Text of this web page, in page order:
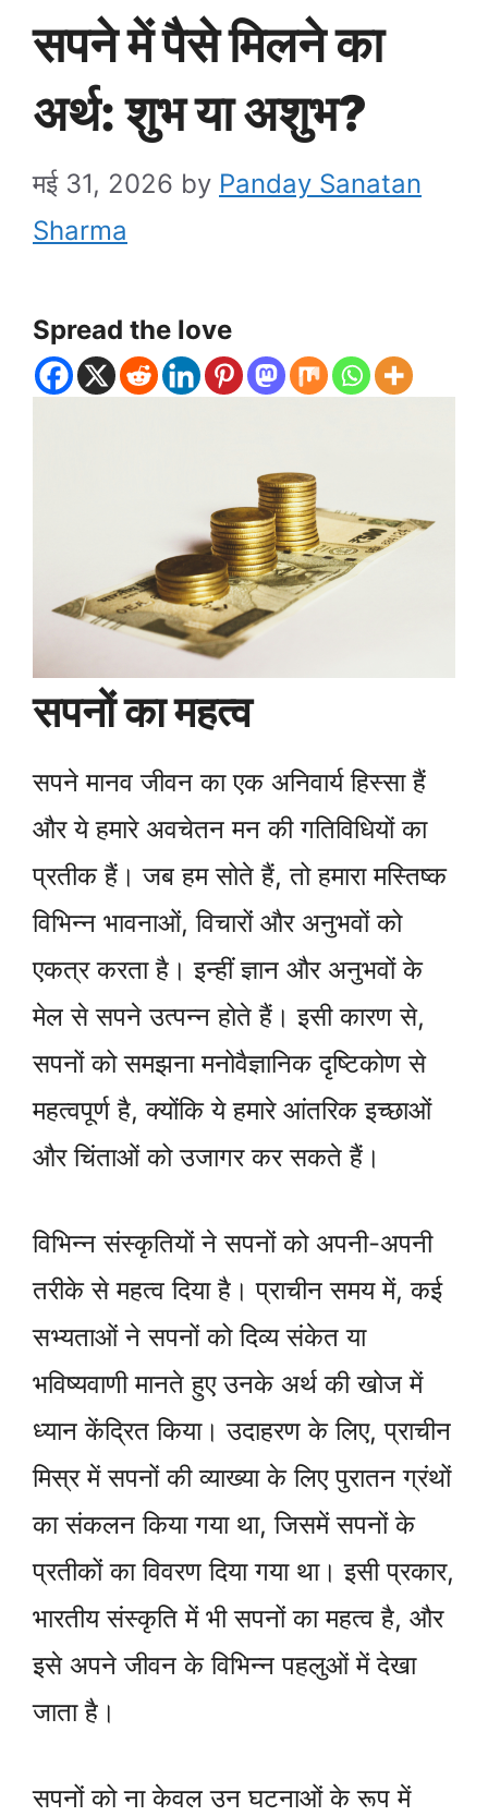
सपने में पैसे मिलने का
अर्थ: शुभ या अशुभ?
मई 31, 2026 by Panday Sanatan
Sharma
Spread the love
सपनों का महत्व
सपने मानव जीवन का एक अनिवार्य हिस्सा हैं
और ये हमारे अवचेतन मन की गतिविधियों का
प्रतीक हैं। जब हम सोते हैं, तो हमारा मस्तिष्क
विभिन्न भावनाओं, विचारों और अनुभवों को
एकत्र करता है। इन्हीं ज्ञान और अनुभवों के
मेल से सपने उत्पन्न होते हैं। इसी कारण से,
सपनों को समझना मनोवैज्ञानिक दृष्टिकोण से
महत्वपूर्ण है, क्योंकि ये हमारे आंतरिक इच्छाओं
और चिंताओं को उजागर कर सकते हैं।
विभिन्न संस्कृतियों ने सपनों को अपनी-अपनी
तरीके से महत्व दिया है। प्राचीन समय में, कई
सभ्यताओं ने सपनों को दिव्य संकेत या
भविष्यवाणी मानते हुए उनके अर्थ की खोज में
ध्यान केंद्रित किया। उदाहरण के लिए, प्राचीन
मिस्र में सपनों की व्याख्या के लिए पुरातन ग्रंथों
का संकलन किया गया था, जिसमें सपनों के
प्रतीकों का विवरण दिया गया था। इसी प्रकार,
भारतीय संस्कृति में भी सपनों का महत्व है, और
इसे अपने जीवन के विभिन्न पहलुओं में देखा
जाता है।
सपनों को ना केवल उन घटनाओं के रूप में